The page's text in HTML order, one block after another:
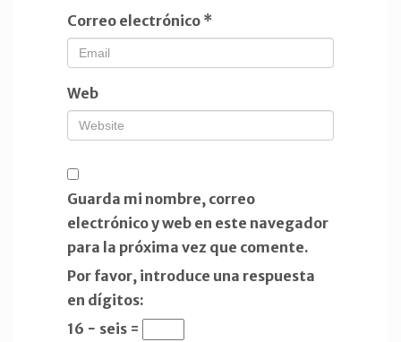
Correo electrónico *
Web
Guarda mi nombre, correo
electrónico y web en este navegador
para la próxima vez que comente.
Por favor, introduce una respuesta
en dígitos:
16 − seis =